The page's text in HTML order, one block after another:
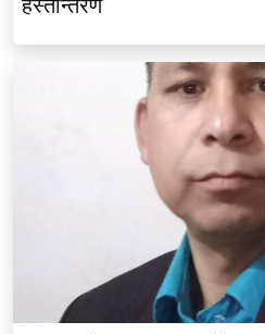
हस्तान्तरण